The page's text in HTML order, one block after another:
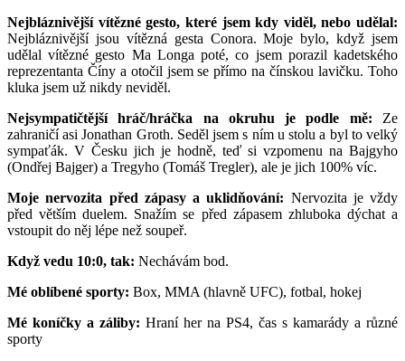
Nejbláznivější vítězné gesto, které jsem kdy viděl, nebo udělal:
Nejbláznivější jsou vítězná gesta Conora. Moje bylo, když jsem
udělal vítězné gesto Ma Longa poté, co jsem porazil kadetského
reprezentanta Číny a otočil jsem se přímo na čínskou lavičku. Toho
kluka jsem už nikdy neviděl.
Nejsympatičtější hráč/hráčka na okruhu je podle mě: Ze
zahraničí asi Jonathan Groth. Seděl jsem s ním u stolu a byl to velký
sympaťák. V Česku jich je hodně, teď si vzpomenu na Bajgyho
(Ondřej Bajger) a Tregyho (Tomáš Tregler), ale je jich 100% víc.
Moje nervozita před zápasy a uklidňování: Nervozita je vždy
před větším duelem. Snažím se před zápasem zhluboka dýchat a
vstoupit do něj lépe než soupeř.
Když vedu 10:0, tak: Nechávám bod.
Mé oblíbené sporty: Box, MMA (hlavně UFC), fotbal, hokej
Mé koníčky a záliby: Hraní her na PS4, čas s kamarády a různé
sporty